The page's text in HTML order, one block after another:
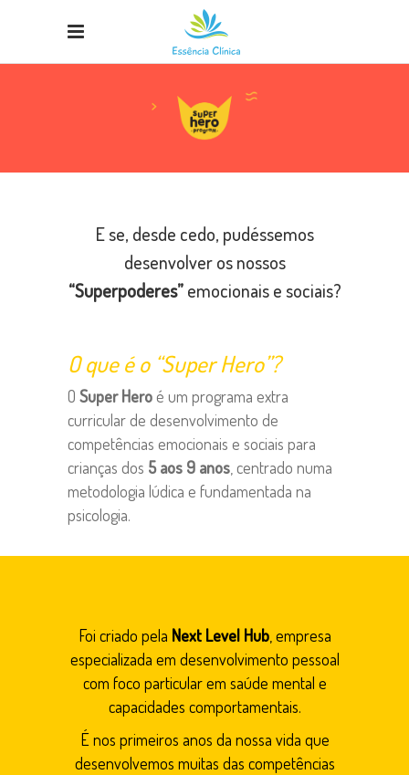
E se, desde cedo, pudéssemos
desenvolver os nossos
“Superpoderes”emocionais e sociais?
O que é o “Super Hero”?
O Super Heroé um programa extra
curricular de desenvolvimento de
competências emocionais e sociais para
crianças dos 5 aos 9 anos , centrado numa
metodologia lúdica e fundamentada na
psicologia.
Foi criado pela Next Level Hub, empresa
especializada em desenvolvimento pessoal
com foco particular em saúde mental e
capacidades comportamentais.
É nos primeiros anos da nossa vida que
desenvolvemos muitas das competências